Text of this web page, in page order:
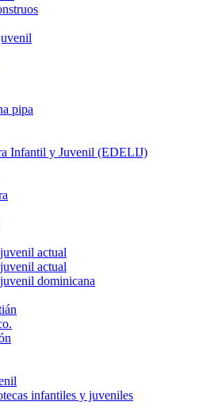
pipa
Infantil y Juvenil (EDELIJ)
actual
actual
dominicana
infantiles y juveniles